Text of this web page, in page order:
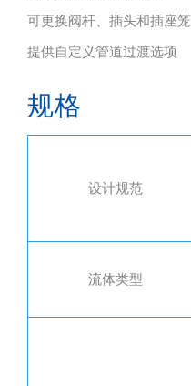
可更换阀杆、插头和插座笼
提供自定义管道过渡选项
规格
设计规范
流体类型